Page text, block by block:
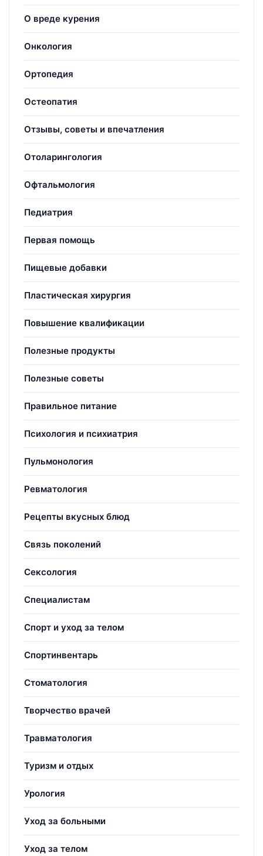
О вреде курения
Онкология
Ортопедия
Остеопатия
Отзывы, советы и впечатления
Отоларингология
Офтальмология
Педиатрия
Первая помощь
Пищевые добавки
Пластическая хирургия
Повышение квалификации
Полезные продукты
Полезные советы
Правильное питание
Психология и психиатрия
Пульмонология
Ревматология
Рецепты вкусных блюд
Связь поколений
Сексология
Специалистам
Спорт и уход за телом
Спортинвентарь
Стоматология
Творчество врачей
Травматология
Туризм и отдых
Урология
Уход за больными
Уход за телом